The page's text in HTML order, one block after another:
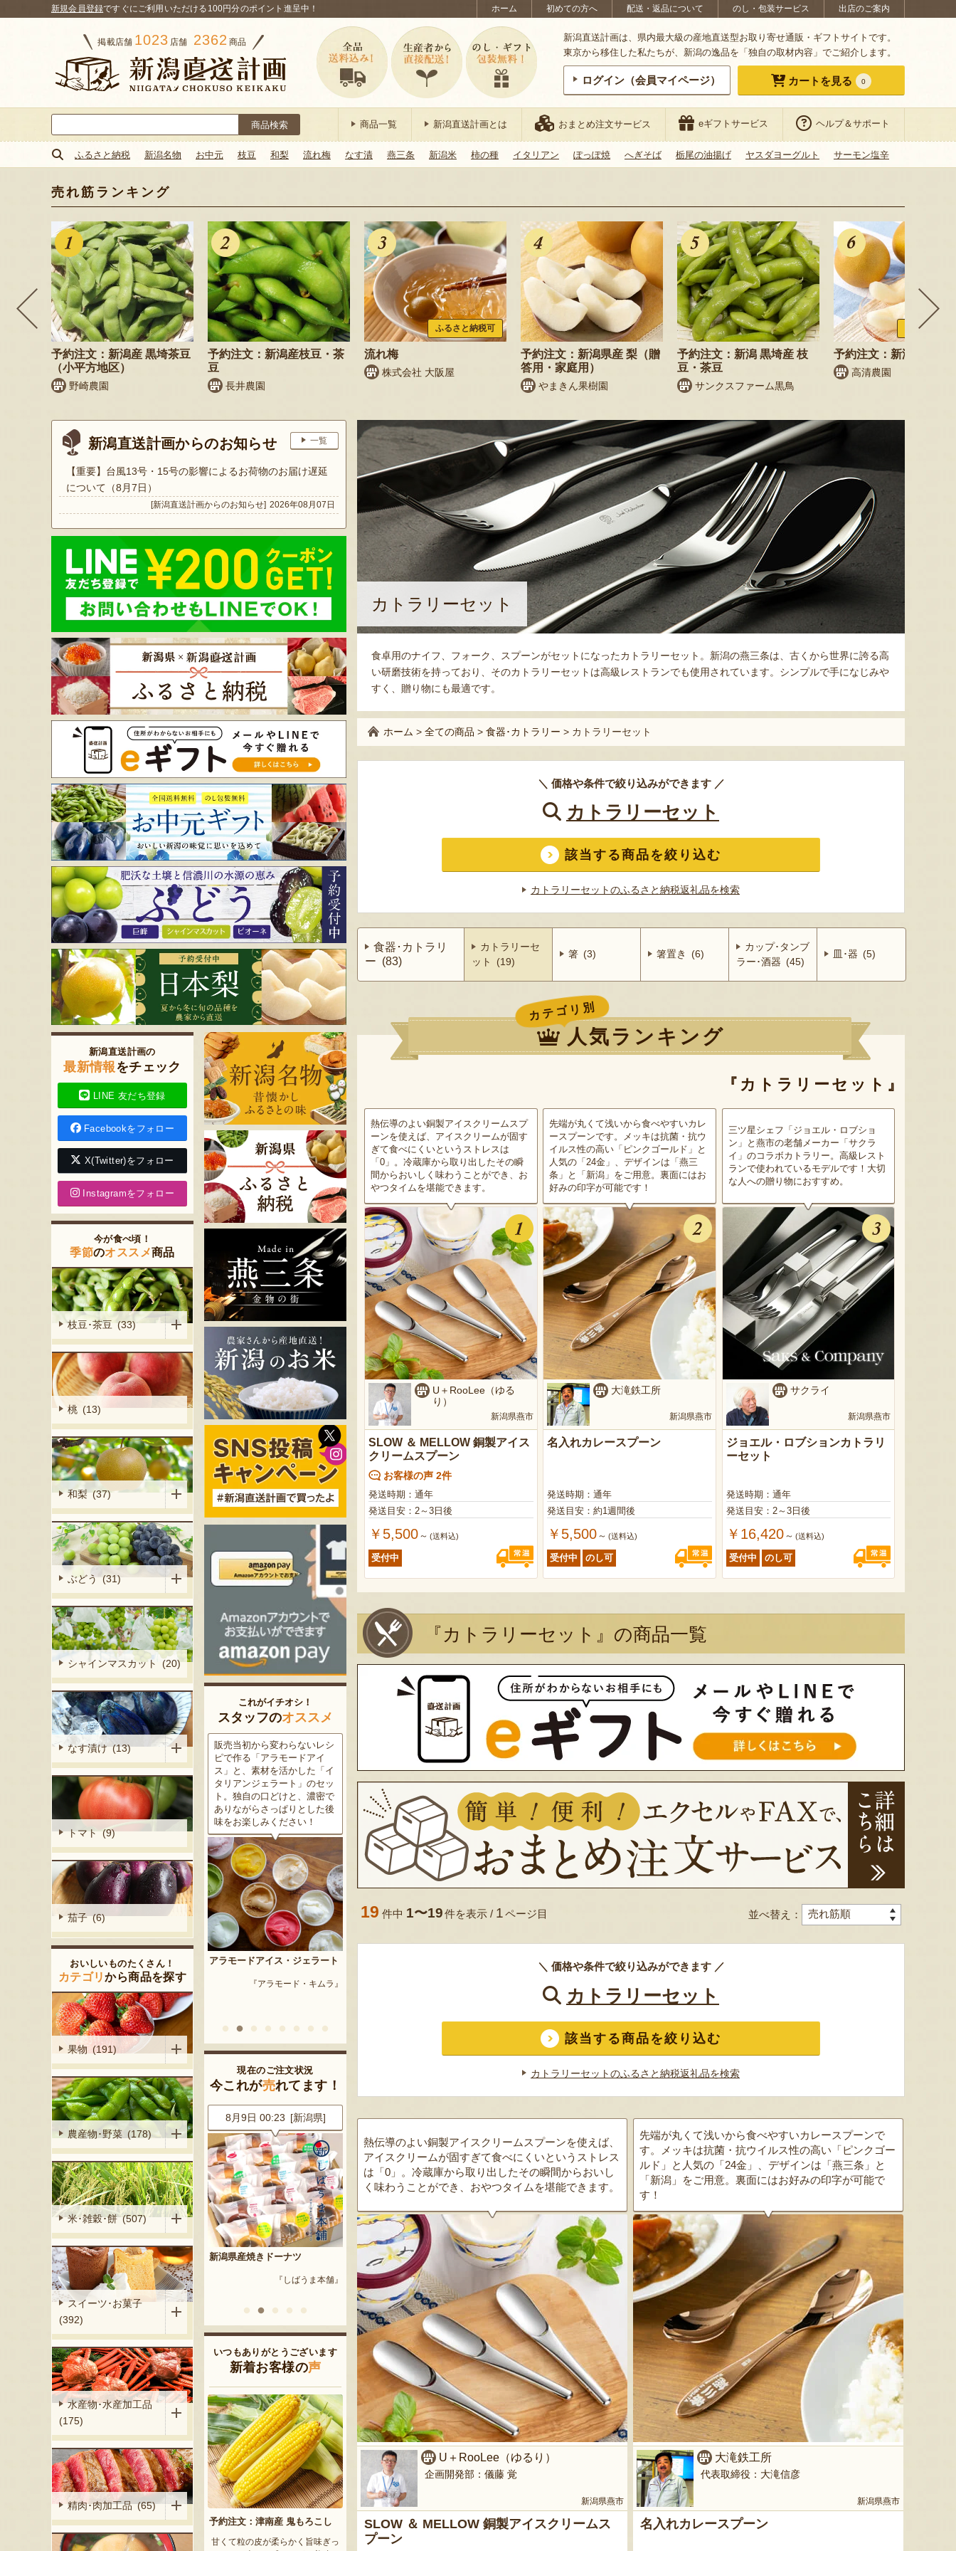
ホーム 初めての方へ 配送・返品について のし・包装サービス 出店のご案内
新規会員登録ですぐにご利用いただける100円分のポイント進呈中！
掲載店舗 1023 店舗 2362 商品
新潟直送計画は、県内最大級の産地直送型お取り寄せ通販・ギフトサイトです。
東京から移住した私たちが、新潟の逸品を「独自の取材内容」でご紹介します。
ログイン（会員マイページ） カートを見る 0
索:
商品一覧 新潟直送計画とは おまとめ注文サービス eギフトサービス ヘルプ＆サポート
ふるさと納税 新潟名物 お中元 枝豆 和梨 流れ梅 なす漬 燕三条 新潟米 柿の種 イタリアン ぽっぽ焼 へぎそば 栃尾の油揚げ ヤスダヨーグルト サーモン塩辛
売れ筋ランキング
予約注文：新潟産 黒埼茶豆
（小平方地区）
野崎農園
予約注文：新潟産枝豆・茶
豆
長井農園
ふるさと納税可
流れ梅
株式会社 大阪屋
予約注文：新潟県産 梨（贈
答用・家庭用）
やまきん果樹園
予約注文：新潟 黒埼産 枝
豆・茶豆
サンクスファーム黒鳥
ふるさと納
予約注文：新潟県産 梨
高清農園
新潟直送計画からのお知らせ 一覧
【重要】台風13号・15号の影響によるお荷物のお届け遅延
について（8月7日）
[新潟直送計画からのお知らせ] 2026年08月07日
カトラリーセット
食卓用のナイフ、フォーク、スプーンがセットになったカトラリーセット。新潟の燕三条は、古くから世界に誇る高
い研磨技術を持っており、そのカトラリーセットは高級レストランでも使用されています。シンプルで手になじみや
すく、贈り物にも最適です。
ホーム > 全ての商品 > 食器･カトラリー > カトラリーセット
＼ 価格や条件で絞り込みができます ／
カトラリーセット
該当する商品を絞り込む
カトラリーセットのふるさと納税返礼品を検索
食器･カトラリ
ー (83)
カトラリーセ
ット (19)
箸 (3) 箸置き (6)
カップ･タンブ
ラー･酒器 (45)
皿･器 (5)
カテゴリ別
人気ランキング
『カトラリーセット』
熱伝導のよい銅製アイスクリームスプ
ーンを使えば、アイスクリームが固す
ぎて食べにくいというストレスは
「0」。冷蔵庫から取り出したその瞬
間からおいしく味わうことができ、お
やつタイムを堪能できます。
U＋RooLee（ゆる
り）
新潟県燕市
SLOW ＆ MELLOW 銅製アイス
クリームスプーン
お客様の声 2件
発送時期：通年
発送目安：2～3日後
￥5,500 ～ (送料込)
受付中
先端が丸くて浅いから食べやすいカレ
ースプーンです。メッキは抗菌・抗ウ
イルス性の高い「ピンクゴールド」と
人気の「24金」、デザインは「燕三
条」と「新潟」をご用意。裏面にはお
好みの印字が可能です！
大滝鉄工所
新潟県燕市
名入れカレースプーン
発送時期：通年
発送目安：約1週間後
￥5,500 ～ (送料込)
受付中 のし可
三ツ星シェフ「ジョエル・ロブショ
ン」と燕市の老舗メーカー「サクラ
イ」のコラボカトラリー。高級レスト
ランで使われているモデルです！大切
な人への贈り物におすすめ。
サクライ
新潟県燕市
ジョエル・ロブションカトラリ
ーセット
発送時期：通年
発送目安：2～3日後
￥16,420 ～ (送料込)
受付中 のし可
『カトラリーセット』の商品一覧
19 件中 1〜19件を表示 / 1ページ目 並べ替え：
＼ 価格や条件で絞り込みができます ／
カトラリーセット
該当する商品を絞り込む
カトラリーセットのふるさと納税返礼品を検索
熱伝導のよい銅製アイスクリームスプーンを使えば、
アイスクリームが固すぎて食べにくいというストレス
は「0」。冷蔵庫から取り出したその瞬間からおいし
く味わうことができ、おやつタイムを堪能できます。
U＋RooLee（ゆるり）
新潟県燕市
企画開発部：儀藤 覚
SLOW ＆ MELLOW 銅製アイスクリームス
プーン
先端が丸くて浅いから食べやすいカレースプーンで
す。メッキは抗菌・抗ウイルス性の高い「ピンクゴー
ルド」と人気の「24金」、デザインは「燕三条」と
「新潟」をご用意。裏面にはお好みの印字が可能で
す！
大滝鉄工所
新潟県燕市
代表取締役：大滝信彦
名入れカレースプーン
新潟直送計画の
最新情報をチェック
LINE 友だち登録
Facebookをフォロー
X(Twitter)をフォロー
Instagramをフォロー
今が食べ頃！
季節のオススメ商品
枝豆･茶豆 (33)
桃 (13)
和梨 (37)
ぶどう (31)
シャインマスカット (20)
なす漬け (13)
トマト (9)
茄子 (6)
おいしいものたくさん！
カテゴリから商品を探す
果物 (191)
農産物･野菜 (178)
米･雑穀･餅 (507)
スイーツ･お菓子
(392)
水産物･水産加工品
(175)
精肉･肉加工品 (65)
これがイチオシ！
スタッフのオススメ
販売当初から変わらないレシ
ピで作る「アラモードアイ
ス」と、素材を活かした「イ
タリアンジェラート」のセッ
ト。独自の口どけと、濃密で
ありながらさっぱりとした後
味をお楽しみください！
アラモードアイス・ジェラート
『アラモード・キムラ』
この道50年の大ベテラン農家
が育てた美味しい新潟枝豆・
茶豆！手塩にかけて育てた枝
豆の甘味と深い香り、コクの
ある旨味を是非一度お試し下
さい。お中元にもオススメ！
予約注文：新潟産 枝豆・茶豆
れ梅！国産の梅果汁とくずき
り風のゼリーの相性が抜群。
爽やかな甘みとツルッとした
食感は一度食べたらクセにな
るはず！お中元にも喜ばれる
こと間違い無し！
魚沼市だけで作られている
「深雪なす」を使ったなす漬
け。しっかりとした塩味が好
評で、地元の直売所で大人気
の商品です。夏はもちろん、
甘みがのった秋なすは特に絶
品。新米との相性も抜群で
す！
予約注文：魚沼の定番 まるつた
のなす漬け 深雪なす
太田農園が手塩にかけて育て
たアールスメロン！イギリス
生まれの原種メロンの血をひ
く、「メロンの王様」とも呼
直送！お盆などの贈答用にも
おすすめです。
予約注文：新潟産 アールスメロ
ン（盆メロン）
『情熱野菜の太田農園』
新潟市江南区で育てられた和
梨。有機質肥料と、すべての
実に袋をかける丁寧な手仕事
によって、濃厚な甘みと美し
い姿を持つ梨が生み出されま
す。「愛甘水」や「王秋」な
ど、旬の品種をお届けしま
現在のご注文状況
今これが売れてます！
作所の爪や
スリ製作所』
8月9日 00:23 [新潟県]
新潟県産焼きドーナツ
『しばうま本舗』
8月9日 00:23 [新潟県]
栃尾挟み油揚げセット
『まめ工房 ぽっぽ』
8月9日 00:23 [新潟県]
流れ梅
『株式会社 大阪屋』
8月9日 00:21 [東京都]
氷蔵熟成 焼栗
『宮沢栗農園』
8月9日 02:00 [神奈川県]
燕三条 吉田ヤスリ製作所の爪や
すり
『（有）吉田ヤスリ製作所』
8月9日 00:23 [新潟県]
新潟県産焼きドーナツ
『しばうま本舗』
いつもありがとうございます
新着お客様の声
予約注文：津南産 鬼もろこし
甘くて粒の皮が柔らかく旨味ぎっ